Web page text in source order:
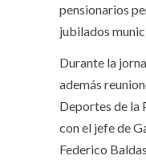
pensionarios
jubilados
Durante la
además
Deportes de la
con el jefe de
Federico